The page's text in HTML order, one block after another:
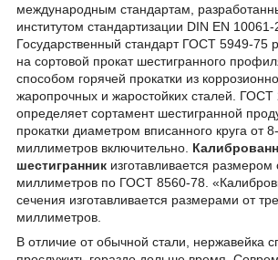
международным стандартам,
институтом стандартизации DIN EN 10061-
Государственный стандарт ГОСТ 5949-75
на сортовой прокат шестигранного
способом горячей прокатки из
жаропрочных и жаростойких сталей. ГОСТ
определяет сортамент шестигранной
прокатки диаметром вписанного круга от
миллиметров включительно.
шестигранник изготавливается размером
миллиметров по ГОСТ 8560-78.
сечения изготавливается размерами от
миллиметров.
В отличие от обычной стали, нержавейка